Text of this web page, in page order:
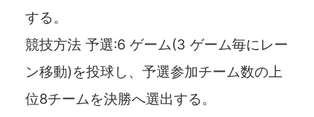
する。
競技方法 予選:6 ゲーム(3 ゲーム毎にレー
ン移動)を投球し、予選参加チーム数の上
位8チームを決勝へ選出する。